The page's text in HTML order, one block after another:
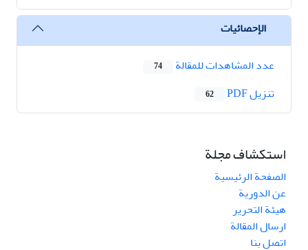
الإحصائيات
عدد المشاهدات للمقالة
74
تنزیل PDF 62
استكشاف مجلة
الصفحة الرئيسية
عن الدورية
هيئة التحرير
ارسال المقالة
اتصل بنا